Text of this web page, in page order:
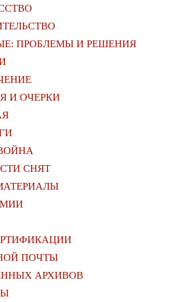
ПРОБЛЕМЫ И РЕШЕНИЯ
И ОЧЕРКИ
СНЯТ
ПОЧТЫ
АРХИВОВ